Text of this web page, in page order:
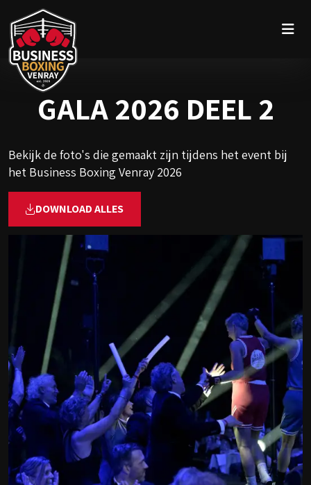
GALA 2026 DEEL 2
Bekijk de foto's die gemaakt zijn tijdens het event bij
het Business Boxing Venray 2026
DOWNLOAD ALLES